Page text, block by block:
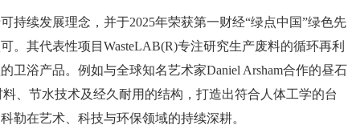
持续发展理念，并于2025年荣获第一财经“绿点中国”绿色先
。其代表性项目WasteLAB(R)专注研究生产废料的循环再利
卫浴产品。例如与全球知名艺术家Daniel Arsham合作的昼石
料、节水技术及经久耐用的结构，打造出符合人体工学的台
勒在艺术、科技与环保领域的持续深耕。